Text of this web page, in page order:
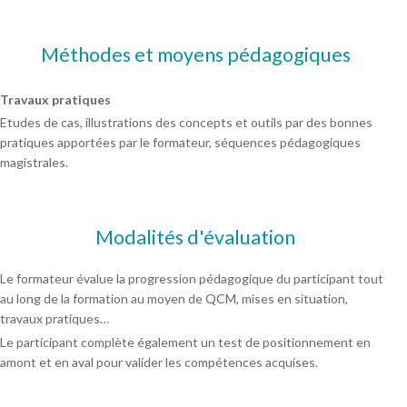
Méthodes et moyens pédagogiques
Travaux pratiques
Etudes de cas, illustrations des concepts et outils par des bonnes
pratiques apportées par le formateur, séquences pédagogiques
magistrales.
Modalités d'évaluation
Le formateur évalue la progression pédagogique du participant tout
au long de la formation au moyen de QCM, mises en situation,
travaux pratiques…
Le participant complète également un test de positionnement en
amont et en aval pour valider les compétences acquises.